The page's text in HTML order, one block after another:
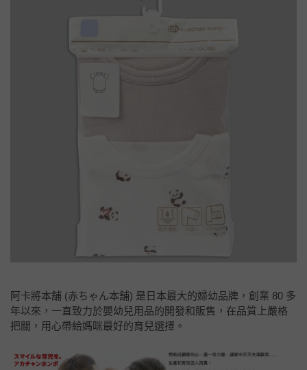
阿卡將本舖 (赤ちゃん本舗) 是日本最大的婦幼品牌，創業 80 多
年以來，一直致力於嬰幼兒用品的開發和販售，在品質上嚴格
把關，用心帶給媽咪最好的育兒選擇。